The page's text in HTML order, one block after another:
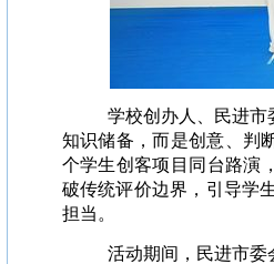
学校创办人、民进
知识储备，而是创意、判
个学生创客项目同台路演
破传统评价边界，引导学
担当。
活动期间，民进市